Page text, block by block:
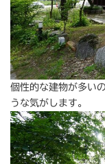
個性的な建物が多い
うな気がします。